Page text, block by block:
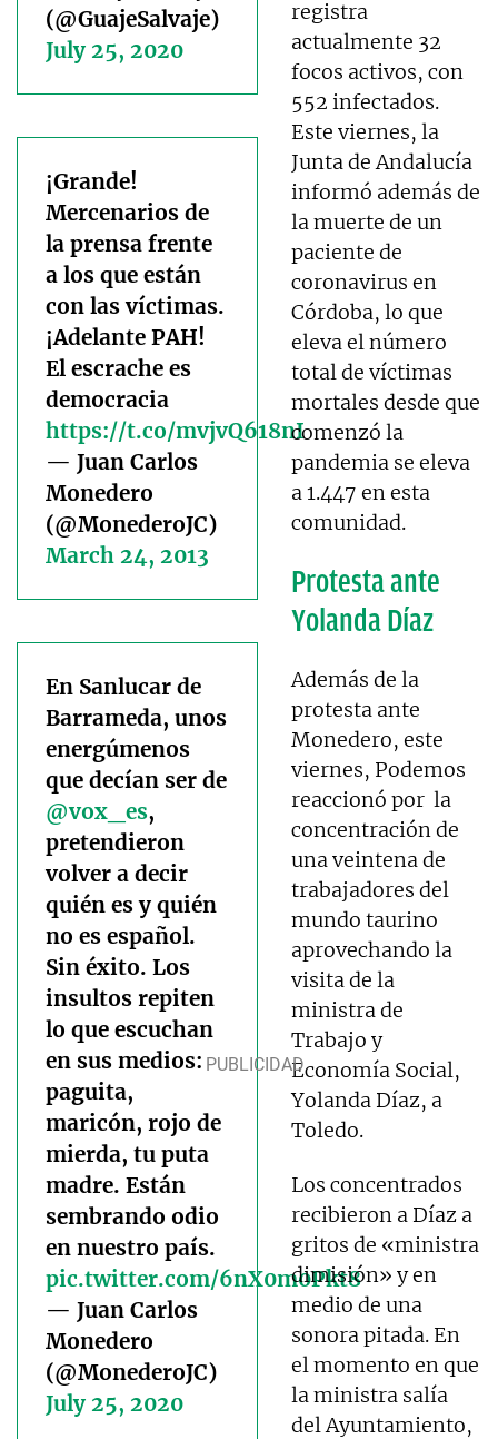
(@GuajeSalvaje)
July 25, 2020
¡Grande!
Mercenarios de
la prensa frente
a los que están
con las víctimas.
¡Adelante PAH!
El escrache es
democracia
https://t.co/mvjvQ618nI
— Juan Carlos
Monedero
(@MonederoJC)
March 24, 2013
En Sanlucar de
Barrameda, unos
energúmenos
que decían ser de
@vox_es,
pretendieron
volver a decir
quién es y quién
no es español.
Sin éxito. Los
insultos repiten
lo que escuchan
en sus medios:
paguita,
maricón, rojo de
mierda, tu puta
madre. Están
sembrando odio
en nuestro país.
pic.twitter.com/6nX0m0Pkt8
— Juan Carlos
Monedero
(@MonederoJC)
July 25, 2020
registra
actualmente 32
focos activos, con
552 infectados.
Este viernes, la
Junta de Andalucía
informó además de
la muerte de un
paciente de
coronavirus en
Córdoba, lo que
eleva el número
total de víctimas
mortales desde que
comenzó la
pandemia se eleva
a 1.447 en esta
comunidad.
Protesta ante
Yolanda Díaz
Además de la
protesta ante
Monedero, este
viernes, Podemos
reaccionó por la
concentración de
una veintena de
trabajadores del
mundo taurino
aprovechando la
visita de la
ministra de
Trabajo y
Economía Social,
Yolanda Díaz, a
Toledo.
Los concentrados
recibieron a Díaz a
gritos de «ministra
dimisión» y en
medio de una
sonora pitada. En
el momento en que
la ministra salía
del Ayuntamiento,